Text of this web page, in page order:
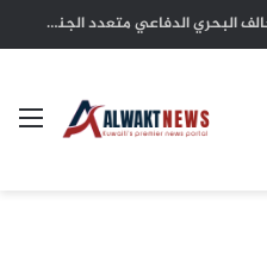
بلدية الكويت: التزام أصحاب الأعمال بترخيص أنشطتهم التجارية ضمان للاستدامة وحماية للاستثمارات